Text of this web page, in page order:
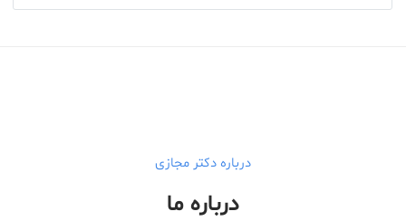
درباره دکتر مجازی
درباره ما